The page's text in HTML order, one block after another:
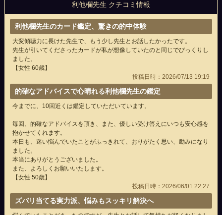
利他欄先生 クチコミ情報
利他欄先生のカード鑑定、驚きの的中体験
大変傾聴力に長けた先生で、もう少し先生とお話したかったです。
先生が引いてくださったカードが私が想像していたのと同じでびっくりし
ました。
【女性 60歳】
投稿日時：2026/07/13 19:19
的確なアドバイスで心晴れる利他欄先生の鑑定
今までに、10回近くは鑑定していただいています。
毎回、的確なアドバイスを頂き、また、優しい受け答えにいつも安心感を
抱かせてくれます。
本日も、迷い悩んでいたことがふっきれて、おりがたく思い、励みになり
ました。
本当にありがとうございました。
また、よろしくお願いいたします。
【女性 50歳】
投稿日時：2026/06/01 22:27
ズバリ当てる実力派、悩みもスッキリ解決へ